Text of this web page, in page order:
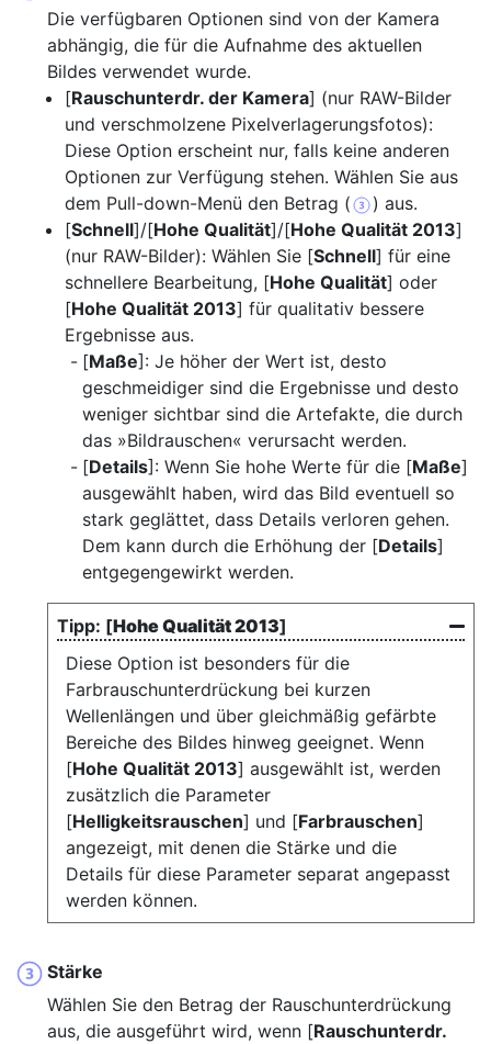
Die verfügbaren Optionen sind von der Kamera
abhängig, die für die Aufnahme des aktuellen
Bildes verwendet wurde.
[Rauschunterdr. der Kamera] (nur RAW-Bilder
und verschmolzene Pixelverlagerungsfotos):
Diese Option erscheint nur, falls keine anderen
Optionen zur Verfügung stehen. Wählen Sie aus
dem Pull-down-Menü den Betrag (
) aus.
[Schnell]/[Hohe Qualität]/[Hohe Qualität 2013]
(nur RAW-Bilder): Wählen Sie [Schnell] für eine
schnellere Bearbeitung, [Hohe Qualität] oder
[Hohe Qualität 2013] für qualitativ bessere
Ergebnisse aus.
[Maße]: Je höher der Wert ist, desto
geschmeidiger sind die Ergebnisse und desto
weniger sichtbar sind die Artefakte, die durch
das »Bildrauschen« verursacht werden.
[Details]: Wenn Sie hohe Werte für die [Maße]
ausgewählt haben, wird das Bild eventuell so
stark geglättet, dass Details verloren gehen.
Dem kann durch die Erhöhung der [Details]
entgegengewirkt werden.
[Hohe Qualität 2013]
Diese Option ist besonders für die
Farbrauschunterdrückung bei kurzen
Wellenlängen und über gleichmäßig gefärbte
Bereiche des Bildes hinweg geeignet. Wenn
[Hohe Qualität 2013] ausgewählt ist, werden
zusätzlich die Parameter
[Helligkeitsrauschen] und [Farbrauschen]
angezeigt, mit denen die Stärke und die
Details für diese Parameter separat angepasst
werden können.
Stärke
Wählen Sie den Betrag der Rauschunterdrückung
aus, die ausgeführt wird, wenn [Rauschunterdr.